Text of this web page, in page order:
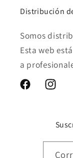
Distribución
Somos
Esta web
a
Facebook